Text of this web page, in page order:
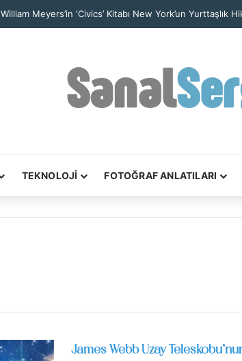
William Meyers’in ‘Civics’ Kitabı New York’un Yurttaşlık
TEKNOLOJİ FOTOĞRAF ANLATILARI
James Webb Uzay